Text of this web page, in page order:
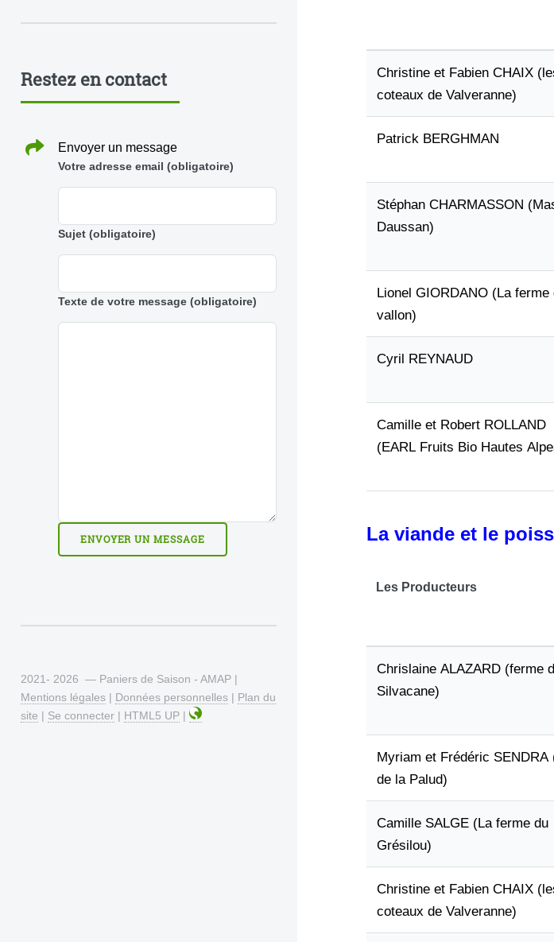
Christine et Fabien CHAIX
coteaux de Valveranne)
Patrick BERGHMAN
Stéphan CHARMASSON
Daussan)
Lionel GIORDANO (La ferme
vallon)
Cyril REYNAUD
Camille et Robert ROLLAND
(EARL Fruits Bio Hautes
La viande et le
Les Producteurs
Chrislaine ALAZARD (ferme
Silvacane)
Myriam et Frédéric SENDRA
de la Palud)
Camille SALGE (La ferme du
Grésilou)
Christine et Fabien CHAIX
coteaux de Valveranne)
Restez en contact
Envoyer un message
Votre adresse email (obligatoire)
Sujet (obligatoire)
Texte de votre message (obligatoire)
2021- 2026 — Paniers de Saison - AMAP |
Mentions légales | Données personnelles | Plan du
site | Se connecter | HTML5 UP |